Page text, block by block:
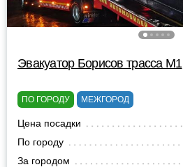
Эвакуатор Борисов трасса М1
ПО ГОРОДУ МЕЖГОРОД
Цена посадки
По городу
За городом